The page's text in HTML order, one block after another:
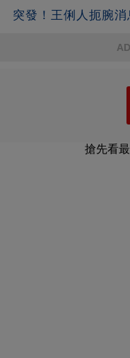
突發！王俐人扼腕
搶先看